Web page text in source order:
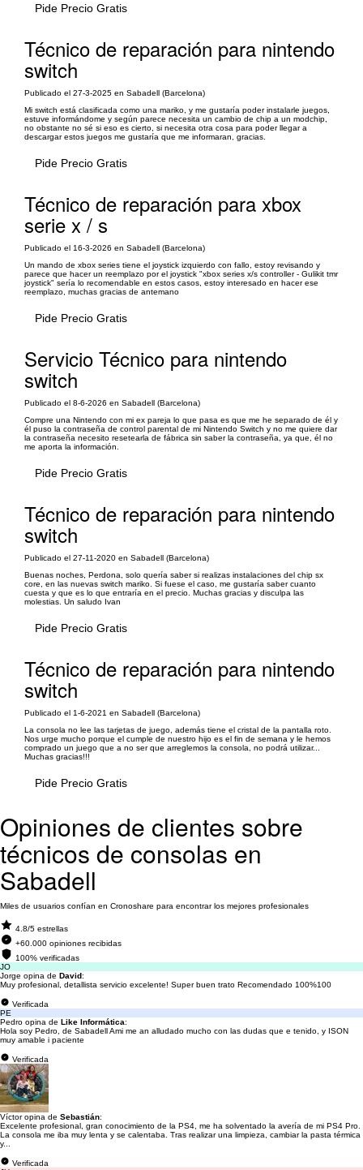
Pide Precio Gratis
Técnico de reparación para nintendo
switch
Publicado el 27-3-2025 en Sabadell (Barcelona)
Mi switch está clasificada como una mariko, y me gustaría poder instalarle juegos,
estuve informándome y según parece necesita un cambio de chip a un modchip,
no obstante no sé si eso es cierto, si necesita otra cosa para poder llegar a
descargar estos juegos me gustaría que me informaran, gracias.
Pide Precio Gratis
Técnico de reparación para xbox
serie x / s
Publicado el 16-3-2026 en Sabadell (Barcelona)
Un mando de xbox series tiene el joystick izquierdo con fallo, estoy revisando y
parece que hacer un reemplazo por el joystick "xbox series x/s controller - Gulikit tmr
joystick" sería lo recomendable en estos casos, estoy interesado en hacer ese
reemplazo, muchas gracias de antemano
Pide Precio Gratis
Servicio Técnico para nintendo
switch
Publicado el 8-6-2026 en Sabadell (Barcelona)
Compre una Nintendo con mi ex pareja lo que pasa es que me he separado de él y
él puso la contraseña de control parental de mi Nintendo Switch y no me quiere dar
la contraseña necesito resetearla de fábrica sin saber la contraseña, ya que, él no
me aporta la información.
Pide Precio Gratis
Técnico de reparación para nintendo
switch
Publicado el 27-11-2020 en Sabadell (Barcelona)
Buenas noches, Perdona, solo quería saber si realizas instalaciones del chip sx
core, en las nuevas switch mariko. Si fuese el caso, me gustaría saber cuanto
cuesta y que es lo que entraría en el precio. Muchas gracias y disculpa las
molestias. Un saludo Ivan
Pide Precio Gratis
Técnico de reparación para nintendo
switch
Publicado el 1-6-2021 en Sabadell (Barcelona)
La consola no lee las tarjetas de juego, además tiene el cristal de la pantalla roto.
Nos urge mucho porque el cumple de nuestro hijo es el fin de semana y le hemos
comprado un juego que a no ser que arreglemos la consola, no podrá utilizar...
Muchas gracias!!!
Pide Precio Gratis
Opiniones de clientes sobre
técnicos de consolas en
Sabadell
Miles de usuarios confían en Cronoshare para encontrar los mejores profesionales
4.8/5 estrellas
+60.000 opiniones recibidas
100% verificadas
JO
Jorge opina de David:
Muy profesional, detallista servicio excelente! Super buen trato Recomendado 100%100
Verificada
PE
Pedro opina de Like Informática:
Hola soy Pedro, de Sabadell Ami me an alludado mucho con las dudas que e tenido, y ISON
muy amable i paciente
Verificada
Víctor opina de Sebastián:
Excelente profesional, gran conocimiento de la PS4, me ha solventado la avería de mi PS4 Pro.
La consola me iba muy lenta y se calentaba. Tras realizar una limpieza, cambiar la pasta térmica
y...
Verificada